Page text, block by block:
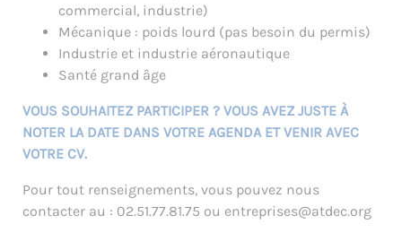
commercial, industrie)
Mécanique : poids lourd (pas besoin du permis)
Industrie et industrie aéronautique
Santé grand âge
VOUS SOUHAITEZ PARTICIPER ? VOUS AVEZ JUSTE À
NOTER LA DATE DANS VOTRE AGENDA ET VENIR AVEC
VOTRE CV.
Pour tout renseignements, vous pouvez nous
contacter au : 02.51.77.81.75 ou entreprises@atdec.org